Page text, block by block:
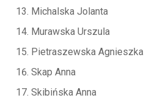
Michalska Jolanta
Murawska Urszula
Pietraszewska Agnieszka
Skap Anna
Skibińska Anna